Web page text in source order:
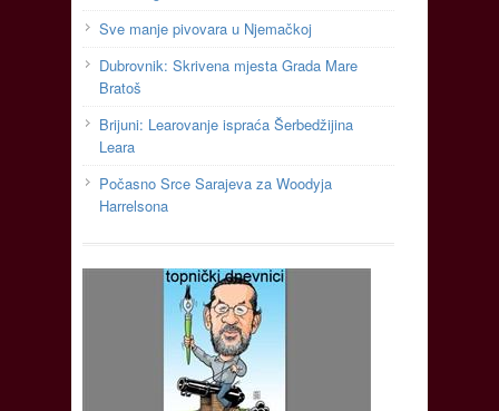
Sve manje pivovara u Njemačkoj
Dubrovnik: Skrivena mjesta Grada Mare
Bratoš
Brijuni: Learovanje ispraća Šerbedžijina
Leara
Počasno Srce Sarajeva za Woodyja
Harrelsona